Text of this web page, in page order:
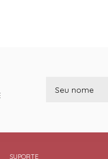
SUPORTE